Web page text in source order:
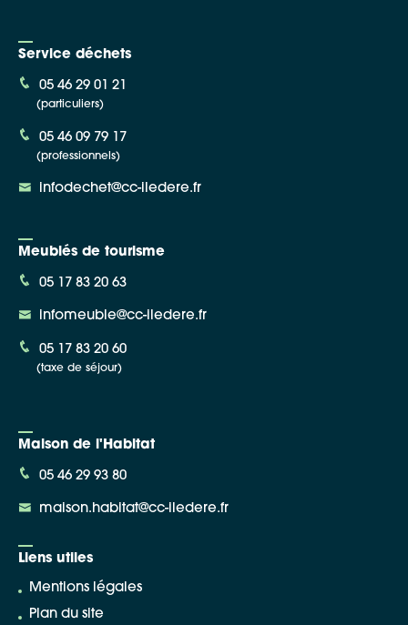
Service déchets
05 46 29 01 21
(particuliers)
05 46 09 79 17
(professionnels)
infodechet@cc-iledere.fr
Meublés de tourisme
05 17 83 20 63
infomeuble@cc-iledere.fr
05 17 83 20 60
(taxe de séjour)
Maison de l'Habitat
05 46 29 93 80
maison.habitat@cc-iledere.fr
Liens utiles
Mentions légales
Plan du site